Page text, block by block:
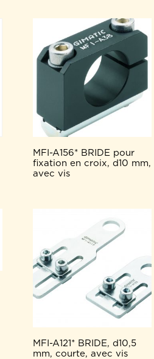
MFI-A156* BRIDE pour
fixation en croix, d10 mm,
avec vis
MFI-A121* BRIDE, d10,5
mm, courte, avec vis